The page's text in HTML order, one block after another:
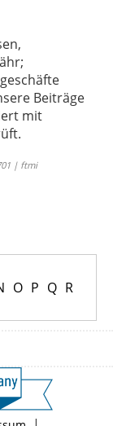
Beiträge
mit
| ftmi
O P Q R